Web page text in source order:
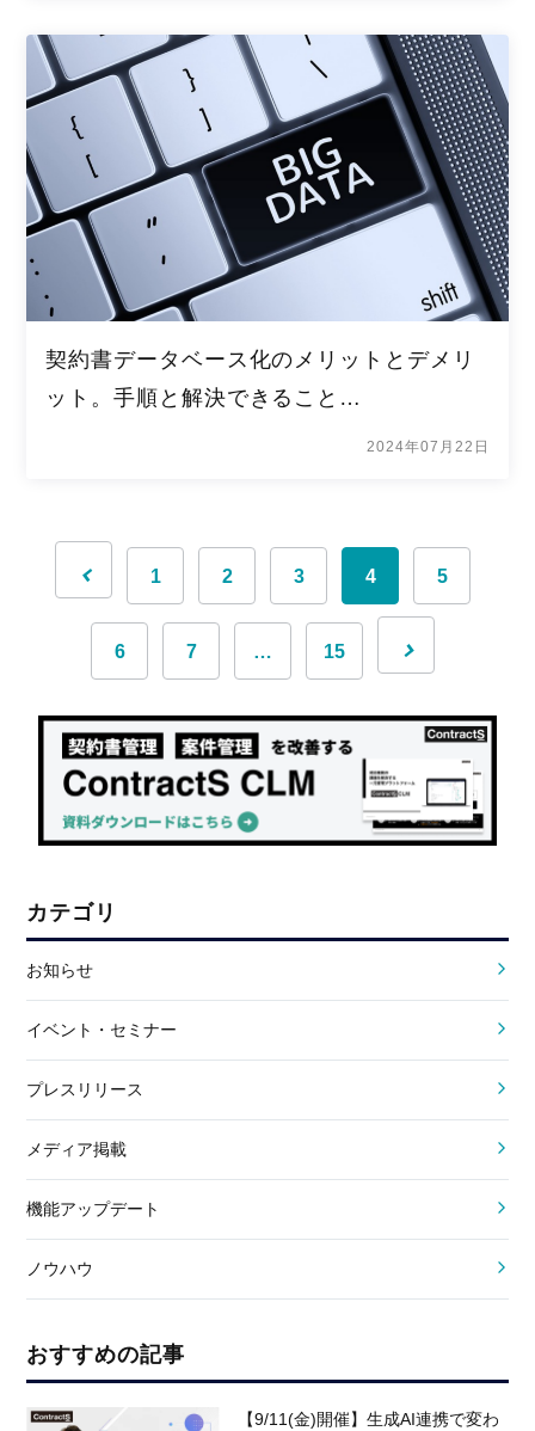
契約書データベース化のメリットとデメリ
ット。手順と解決できること…
2024年07月22日
1 2 3 4 5
6 7 … 15
カテゴリ
お知らせ
イベント・セミナー
プレスリリース
メディア掲載
機能アップデート
ノウハウ
おすすめの記事
【9/11(金)開催】生成AI連携で変わ